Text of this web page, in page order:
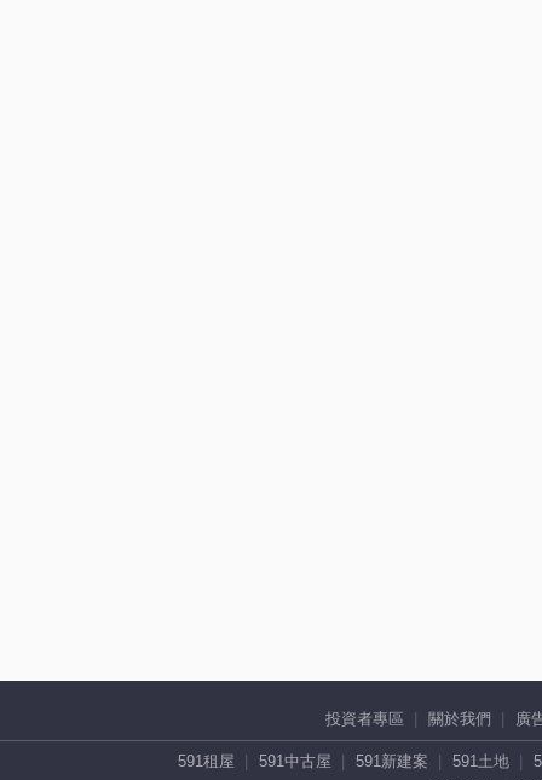
投資者專區 關於我們 廣
591租屋 591中古屋 591新建案 591土地